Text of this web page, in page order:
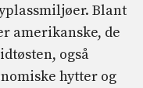
Blant
amerikanske, de
også
hytter og